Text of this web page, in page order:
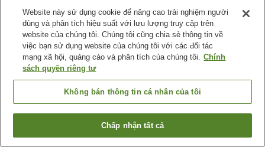
Tiện nghi chỗ nghỉ
Bãi đỗ xe
Phòng ăn riêng
Lounge
Quầy ăn nhẹ về đêm
Nhật Bản Tỉnh Gifu
Thành phố Gifu
Nagaragawa Onsen Juhachiro
Tìm phòng trống
Website này sử dụng cookie để nâng cao trải nghiệm người
dùng và phân tích hiệu suất với lưu lượng truy cập trên
website của chúng tôi. Chúng tôi cũng chia sẻ thông tin về
việc bạn sử dụng website của chúng tôi với các đối tác
mạng xã hội, quảng cáo và phân tích của chúng tôi. Chính
sách quyền riêng tư
Không bán thông tin cá nhân của tôi
Chấp nhận tất cả